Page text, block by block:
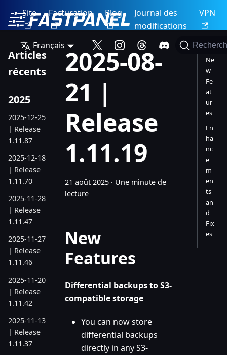
Site Facturation Blog
Journal des
modifications
VPN
Français
Articles
récents
2025
2025-12-25
| Release
1.11.87
2025-12-18
| Release
1.11.70
2025-11-28
| Release
1.11.47
2025-11-27
| Release
1.11.46
2025-11-20
| Release
1.11.42
2025-11-13
| Release
1.11.37
2025-08-
21 |
Release
1.11.19
21 août 2025 · Une minute de
lecture
New
Features
Differential backups to S3-
compatible storage
You can now store
differential backups
directly in any S3-
Ne
w
Fe
at
ur
es
En
ha
nc
e
m
en
ts
an
d
Fix
es